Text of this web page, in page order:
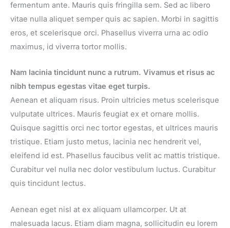
fermentum ante. Mauris quis fringilla sem. Sed ac libero
vitae nulla aliquet semper quis ac sapien. Morbi in sagittis
eros, et scelerisque orci. Phasellus viverra urna ac odio
maximus, id viverra tortor mollis.
Nam lacinia tincidunt nunc a rutrum. Vivamus et risus ac
nibh tempus egestas vitae eget turpis.
Aenean et aliquam risus. Proin ultricies metus scelerisque
vulputate ultrices. Mauris feugiat ex et ornare mollis.
Quisque sagittis orci nec tortor egestas, et ultrices mauris
tristique. Etiam justo metus, lacinia nec hendrerit vel,
eleifend id est. Phasellus faucibus velit ac mattis tristique.
Curabitur vel nulla nec dolor vestibulum luctus. Curabitur
quis tincidunt lectus.
Aenean eget nisl at ex aliquam ullamcorper. Ut at
malesuada lacus. Etiam diam magna, sollicitudin eu lorem